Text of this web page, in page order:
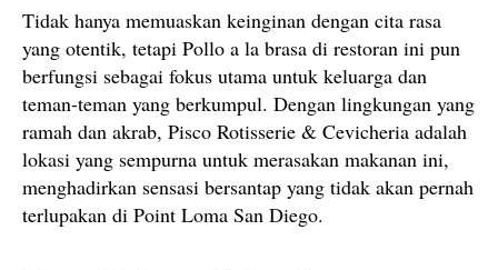
Tidak hanya memuaskan keinginan dengan cita rasa
yang otentik, tetapi Pollo a la brasa di restoran ini pun
berfungsi sebagai fokus utama untuk keluarga dan
teman-teman yang berkumpul. Dengan lingkungan yang
ramah dan akrab, Pisco Rotisserie & Cevicheria adalah
lokasi yang sempurna untuk merasakan makanan ini,
menghadirkan sensasi bersantap yang tidak akan pernah
terlupakan di Point Loma San Diego.